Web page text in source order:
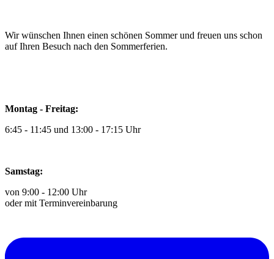
Wir wünschen Ihnen einen schönen Sommer und freuen uns schon
auf Ihren Besuch nach den Sommerferien.
Montag - Freitag:
6:45 - 11:45 und 13:00 - 17:15 Uhr
Samstag:
von 9:00 - 12:00 Uhr
oder mit Terminvereinbarung